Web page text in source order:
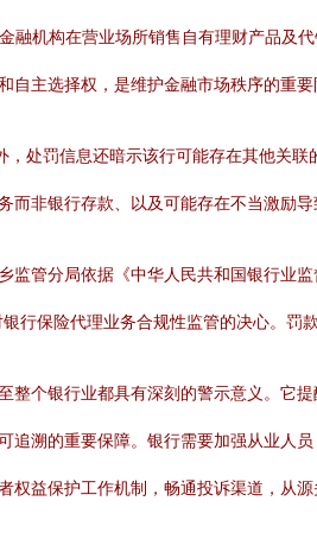
融机构在营业场所销售自有理财产品
自主选择权，是维护金融市场秩序的重
，处罚信息还暗示该行可能存在其他关
而非银行存款、以及可能存在不当激励
监管分局依据《中华人民共和国银行业
行保险代理业务合规性监管的决心。罚
整个银行业都具有深刻的警示意义。它
追溯的重要保障。银行需要加强从业人
权益保护工作机制，畅通投诉渠道，从源